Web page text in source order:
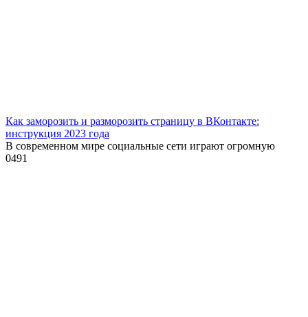
Как заморозить и разморозить страницу в ВКонтакте:
инструкция 2023 года
В современном мире социальные сети играют огромную
0491